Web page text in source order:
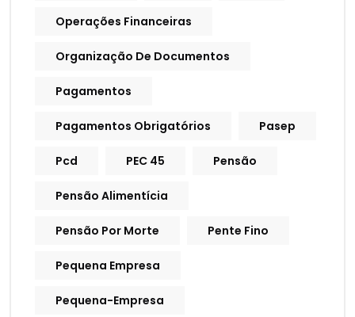
Operações Financeiras
Organização De Documentos
Pagamentos
Pagamentos Obrigatórios Pasep
Pcd PEC 45 Pensão
Pensão Alimentícia
Pensão Por Morte Pente Fino
Pequena Empresa
Pequena-Empresa